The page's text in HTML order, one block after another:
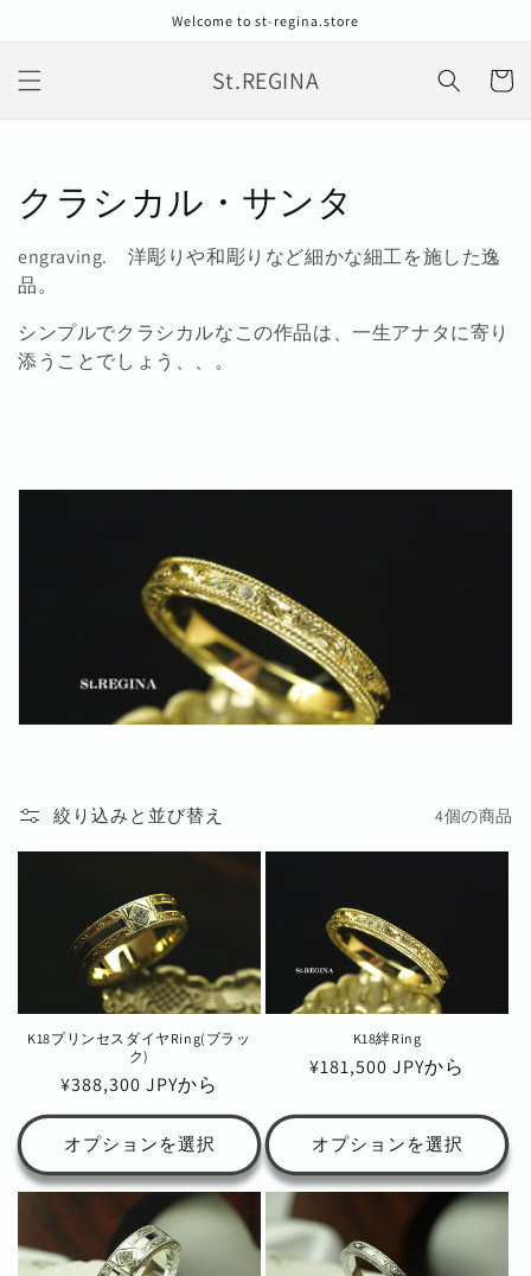
Welcome to st-regina.store
St.REGINA
ー
コ
レ
ク
シ
ョ
:
クラシカル・サンタ
engraving. 洋彫りや和彫りなど細かな細工を施した逸
品。
シンプルでクラシカルなこの作品は、一生アナタに寄り
添うことでしょう、、。
絞り込みと並び替え 4個の商品
K18プリンセスダイヤRing(ブラッ
ク)
通
常
価
格
¥388,300 JPYから
オプションを選択
K18絆Ring
通
価
格
¥181,500 JPYから
オプションを選択